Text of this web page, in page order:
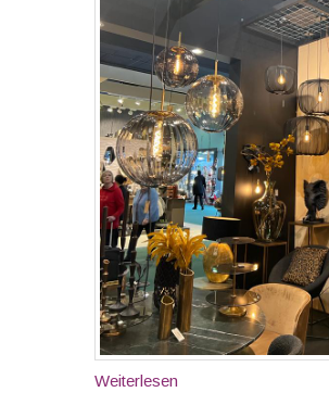
Weiterlesen